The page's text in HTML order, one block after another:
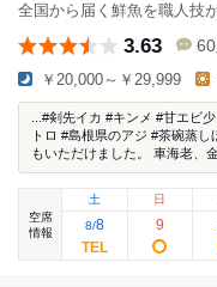
全国から届く鮮魚を職人
3.63 60
￥20,000～￥29,999
...#剣先イカ #キンメ #甘エビ
トロ #島根県のアジ #茶碗蒸
もいただけました。 車海老、金
空席
情報
土
8/8
日
9